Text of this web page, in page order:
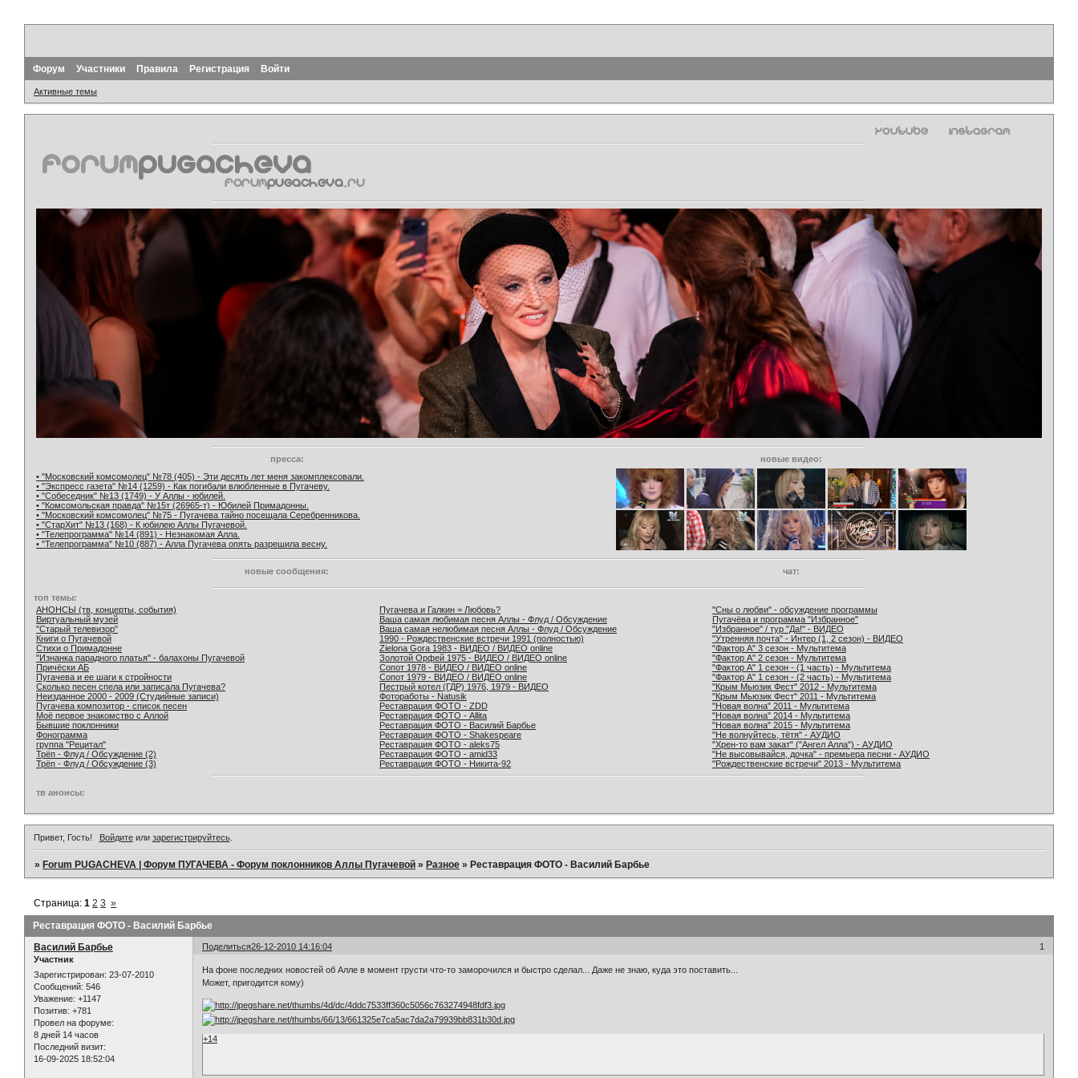
Форум Участники Правила Регистрация Войти
Активные темы
пресса:
новые видео:
• "Московский комсомолец" №78 (405) - Эти десять лет меня закомплексовали.
• "Экспресс газета" №14 (1259) - Как погибали влюбленные в Пугачеву.
• "Собеседник" №13 (1749) - У Аллы - юбилей.
• "Комсомольская правда" №15т (26965-т) - Юбилей Примадонны.
• "Московский комсомолец" №75 - Пугачева тайно посещала Серебренникова.
• "СтарХит" №13 (168) - К юбилею Аллы Пугачевой.
• "Телепрограмма" №14 (891) - Незнакомая Алла.
• "Телепрограмма" №10 (887) - Алла Пугачева опять разрешила весну.
новые сообщения: чат:
топ темы:
АНОНСЫ (тв, концерты, события)
Виртуальный музей
"Старый телевизор"
Книги о Пугачевой
Стихи о Примадонне
"Изнанка парадного платья" - балахоны Пугачевой
Причёски АБ
Пугачева и ее шаги к стройности
Сколько песен спела или записала Пугачева?
Неизданное 2000 - 2009 (Студийные записи)
Пугачева композитор - список песен
Моё первое знакомство с Аллой
Бывшие поклонники
Фонограмма
группа "Рецитал"
Трёп - Флуд / Обсуждение (2)
Трёп - Флуд / Обсуждение (3)
Пугачева и Галкин = Любовь?
Ваша самая любимая песня Аллы - Флуд / Обсуждение
Ваша самая нелюбимая песня Аллы - Флуд / Обсуждение
1990 - Рождественские встречи 1991 (полностью)
Zielona Gora 1983 - ВИДЕО / ВИДЕО online
Золотой Орфей 1975 - ВИДЕО / ВИДЕО online
Сопот 1978 - ВИДЕО / ВИДЕО online
Сопот 1979 - ВИДЕО / ВИДЕО online
Пестрый котел (ГДР) 1976, 1979 - ВИДЕО
Фотоработы - Natusik
Реставрация ФОТО - ZDD
Реставрация ФОТО - Allita
Реставрация ФОТО - Василий Барбье
Реставрация ФОТО - Shakespeare
Реставрация ФОТО - aleks75
Реставрация ФОТО - amid33
Реставрация ФОТО - Никита-92
"Сны о любви" - обсуждение программы
Пугачёва и программа "Избранное"
"Избранное" / тур "Да!" - ВИДЕО
"Утренняя почта" - Интер (1, 2 сезон) - ВИДЕО
"Фактор А" 3 сезон - Мультитема
"Фактор А" 2 сезон - Мультитема
"Фактор А" 1 сезон - (1 часть) - Мультитема
"Фактор А" 1 сезон - (2 часть) - Мультитема
"Крым Мьюзик Фест" 2012 - Мультитема
"Крым Мьюзик Фест" 2011 - Мультитема
"Новая волна" 2011 - Мультитема
"Новая волна" 2014 - Мультитема
"Новая волна" 2015 - Мультитема
"Не волнуйтесь, тётя" - АУДИО
"Хрен-то вам закат" ("Ангел Алла") - АУДИО
"Не высовывайся, дочка" - премьера песни - АУДИО
"Рождественские встречи" 2013 - Мультитема
тв анонсы:
Привет, Гость! Войдитеили зарегистрируйтесь.
»Forum PUGACHEVA | Форум ПУГАЧЕВА - Форум поклонников Аллы Пугачевой »Разное »Реставрация ФОТО - Василий Барбье
Реставрация ФОТО - Василий Барбье
Страница:1 2 3 »
Поделиться 1
26-12-2010 14:16:04
Василий Барбье
Участник
Зарегистрирован: 23-07-2010
Сообщений: 546
Уважение: +1147
Позитив: +781
Провел на форуме:
8 дней 14 часов
Последний визит:
16-09-2025 18:52:04
На фоне последних новостей об Алле в момент грусти что-то заморочился и быстро сделал... Даже не знаю, куда это поставить...
Может, пригодится кому)
+14